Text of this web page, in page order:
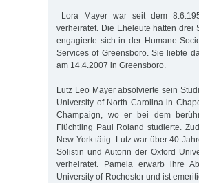
Lora Mayer war seit dem
verheiratet. Die Eheleute hatten drei
engagierte sich in der Humane
Services of Greensboro. Sie liebte
am 14.4.2007 in Greensboro.
Lutz Leo Mayer absolvierte sein
University of North Carolina in
Champaign, wo er bei dem
Flüchtling Paul Roland studierte.
New York tätig. Lutz war über 40
Solistin und Autorin der Oxford
verheiratet. Pamela erwarb ihre
University of Rochester und ist